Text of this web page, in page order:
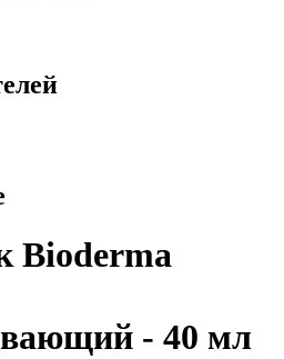
Bioderma
- 40 мл